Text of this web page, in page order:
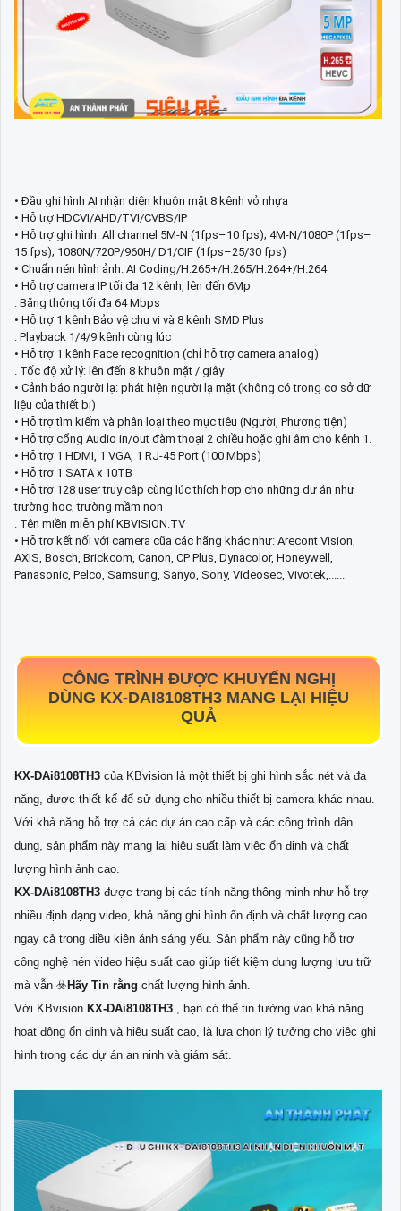
• Đầu ghi hình AI nhận diện khuôn mặt 8 kênh vỏ nhựa
• Hỗ trợ HDCVI/AHD/TVI/CVBS/IP
• Hỗ trợ ghi hình: All channel 5M-N (1fps–10 fps); 4M-N/1080P (1fps–
15 fps); 1080N/720P/960H/ D1/CIF (1fps–25/30 fps)
• Chuẩn nén hình ảnh: AI Coding/H.265+/H.265/H.264+/H.264
• Hỗ trợ camera IP tối đa 12 kênh, lên đến 6Mp
. Băng thông tối đa 64 Mbps
• Hỗ trợ 1 kênh Bảo vệ chu vi và 8 kênh SMD Plus
. Playback 1/4/9 kênh cùng lúc
• Hỗ trợ 1 kênh Face recognition (chỉ hỗ trợ camera analog)
. Tốc độ xử lý: lên đến 8 khuôn mặt / giây
• Cảnh báo người lạ: phát hiện người lạ mặt (không có trong cơ sở dữ
liệu của thiết bị)
• Hỗ trợ tìm kiếm và phân loại theo mục tiêu (Người, Phương tiện)
• Hỗ trợ cổng Audio in/out đàm thoại 2 chiều hoặc ghi âm cho kênh 1.
• Hỗ trợ 1 HDMI, 1 VGA, 1 RJ-45 Port (100 Mbps)
• Hỗ trợ 1 SATA x 10TB
• Hỗ trợ 128 user truy cập cùng lúc thích hợp cho những dự án như
trường học, trường mầm non
. Tên miền miễn phí KBVISION.TV
• Hỗ trợ kết nối với camera cũa các hãng khác như: Arecont Vision,
AXIS, Bosch, Brickcom, Canon, CP Plus, Dynacolor, Honeywell,
Panasonic, Pelco, Samsung, Sanyo, Sony, Videosec, Vivotek,......
CÔNG TRÌNH ĐƯỢC KHUYẾN NGHỊ
DÙNG KX-DAI8108TH3MANG LẠI HIỆU
QUẢ
KX-DAi8108TH3 của KBvision là một thiết bị ghi hình sắc nét và đa
năng, được thiết kế để sử dụng cho nhiều thiết bị camera khác nhau.
Với khả năng hỗ trợ cả các dự án cao cấp và các công trình dân
dụng, sản phẩm này mang lại hiệu suất làm việc ổn định và chất
lượng hình ảnh cao.
KX-DAi8108TH3 được trang bị các tính năng thông minh như hỗ trợ
nhiều định dạng video, khả năng ghi hình ổn định và chất lượng cao
ngay cả trong điều kiện ánh sáng yếu. Sản phẩm này cũng hỗ trợ
công nghệ nén video hiệu suất cao giúp tiết kiệm dung lượng lưu trữ
mà vẫn ☣️ Hãy Tin rằng chất lượng hình ảnh.
Với KBvision KX-DAi8108TH3 , bạn có thể tin tưởng vào khả năng
hoạt động ổn định và hiệu suất cao, là lựa chọn lý tưởng cho việc ghi
hình trong các dự án an ninh và giám sát.